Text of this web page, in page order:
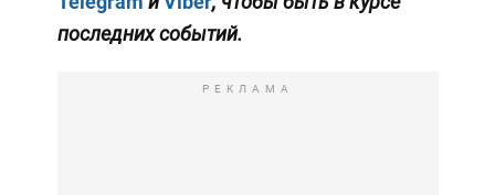
последних событий.
РЕКЛАМА